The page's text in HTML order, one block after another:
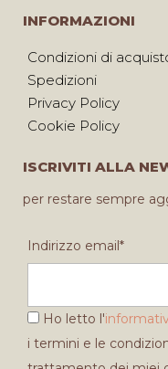
INFORMAZIONI
Condizioni di
Spedizioni
Privacy Policy
Cookie Policy
ISCRIVITI ALLA
per restare sempre
Indirizzo email*
Ho letto l'
i termini e le